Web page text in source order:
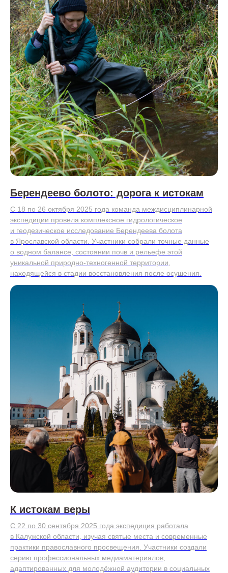
Берендеево болото: дорога к истокам
С 18 по 26 октября 2025 года команда междисциплинарной
экспедиции провела комплексное гидрологическое
и геодезическое исследование Берендеева болота
в Ярославской области. Участники собрали точные данные
о водном балансе, состоянии почв и рельефе этой
уникальной природно-техногенной территории,
находящейся в стадии восстановления после осушения.
К истокам веры
С 22 по 30 сентября 2025 года экспедиция работала
в Калужской области, изучая святые места и современные
практики православного просвещения. Участники создали
серию профессиональных медиаматериалов,
адаптированных для молодёжной аудитории в социальных